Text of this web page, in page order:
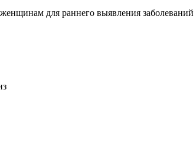
для раннего выявления